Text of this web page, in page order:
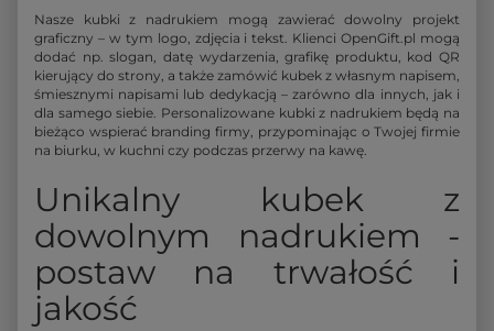
Nasze kubki z nadrukiem mogą zawierać dowolny projekt
graficzny – w tym logo, zdjęcia i tekst. Klienci OpenGift.pl mogą
dodać np. slogan, datę wydarzenia, grafikę produktu, kod QR
kierujący do strony, a także zamówić kubek z własnym napisem,
śmiesznymi napisami lub dedykacją – zarówno dla innych, jak i
dla samego siebie. Personalizowane kubki z nadrukiem będą na
bieżąco wspierać branding firmy, przypominając o Twojej firmie
na biurku, w kuchni czy podczas przerwy na kawę.
Unikalny kubek z
dowolnym nadrukiem -
postaw na trwałość i
jakość